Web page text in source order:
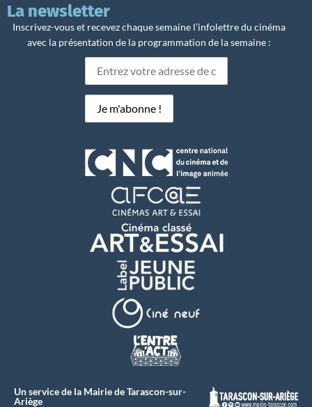
La newsletter
Inscrivez-vous et recevez chaque semaine l’infolettre du cinéma
avec la présentation de la programmation de la semaine :
Un service de la Mairie de Tarascon-sur-
Ariège